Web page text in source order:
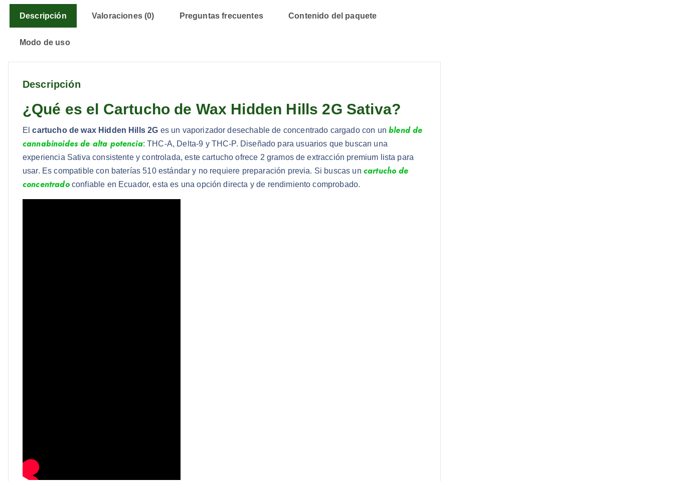
Descripción Valoraciones (0) Preguntas frecuentes Contenido del paquete
Modo de uso
Descripción
¿Qué es el Cartucho de Wax Hidden Hills 2G Sativa?
Elcartucho de wax Hidden Hills 2G es un vaporizador desechable de concentrado cargado con unblend de
cannabinoides de alta potencia: THC-A, Delta-9 y THC-P. Diseñado para usuarios que buscan una
experiencia Sativa consistente y controlada, este cartucho ofrece 2 gramos de extracción premium lista para
usar. Es compatible con baterías 510 estándar y no requiere preparación previa. Si buscas un cartucho de
concentradoconfiable en Ecuador, esta es una opción directa y de rendimiento comprobado.